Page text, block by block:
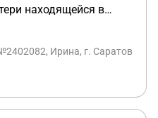
находящейся в
того что один
период
алименты на
с матерью,а ей
на того
Ирина, г. Саратов